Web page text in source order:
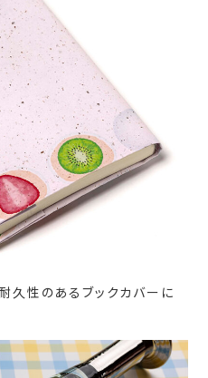
久性のあるブックカバーに